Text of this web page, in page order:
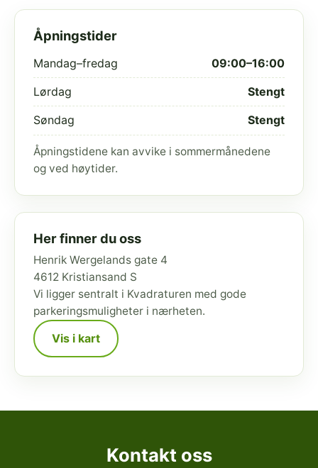
Åpningstider
Mandag–fredag 09:00–16:00
Lørdag Stengt
Søndag Stengt
Åpningstidene kan avvike i sommermånedene
og ved høytider.
Her finner du oss
Henrik Wergelands gate 4
4612 Kristiansand S
Vi ligger sentralt i Kvadraturen med gode
parkeringsmuligheter i nærheten.
Vis i kart
Kontakt oss